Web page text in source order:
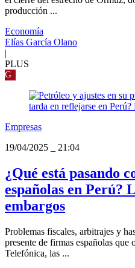
producción ...
Economía
Elías García Olano
PLUS
G
Empresas
19/04/2025
21:04
¿Qué está pasando
españolas en Perú?
embargos
Problemas fiscales, arbitrajes y
presente de firmas españolas que
Telefónica, las ...